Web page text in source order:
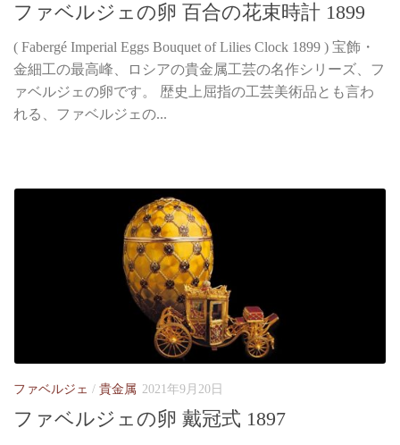
ファベルジェの卵 百合の花束時計 1899
( Fabergé Imperial Eggs Bouquet of Lilies Clock 1899 ) 宝飾・
金細工の最高峰、ロシアの貴金属工芸の名作シリーズ、フ
ァベルジェの卵です。 歴史上屈指の工芸美術品とも言わ
れる、ファベルジェの...
ファベルジェ / 貴金属 2021年9月20日
ファベルジェの卵 戴冠式 1897